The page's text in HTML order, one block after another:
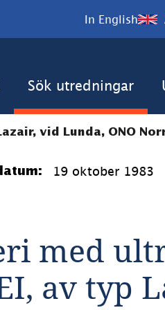
In English
Sök utredningar
vid Lunda, ONO
19 oktober 1983
med
av typ